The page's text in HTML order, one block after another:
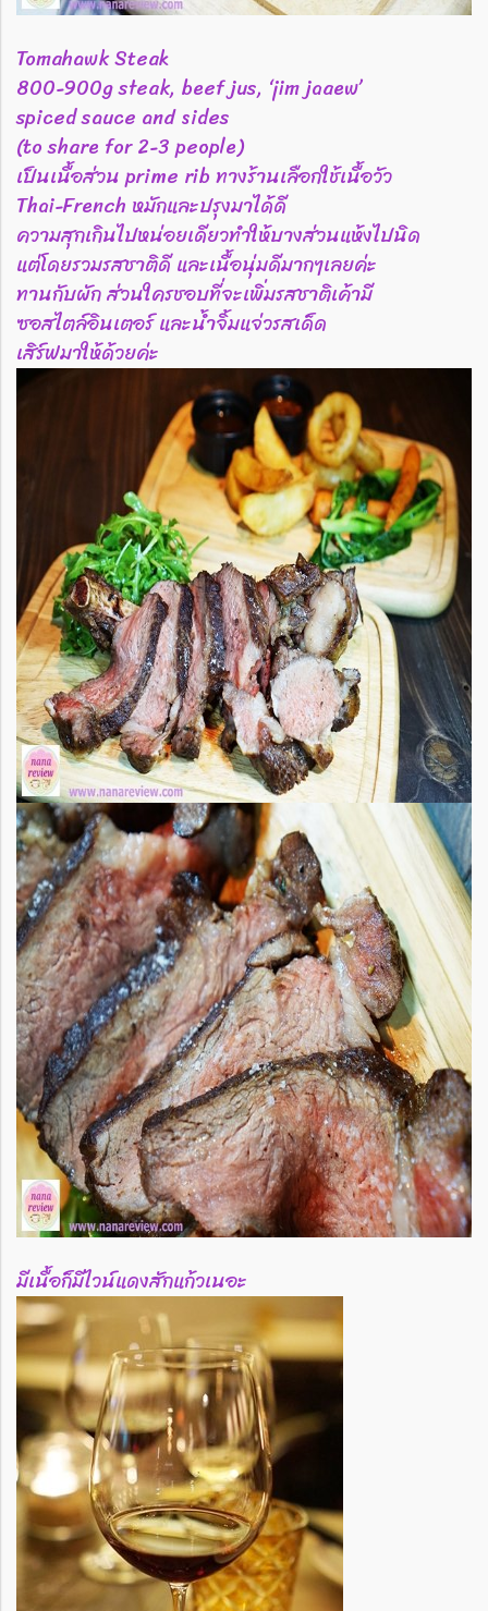
Tomahawk Steak
800-900g steak, beef jus, ‘jim jaaew’
spiced sauce and sides
(to share for 2-3 people)
เป็นเนื้อส่วน prime rib ทางร้านเลือกใช้เนื้อวัว
Thai-French หมักและปรุงมาได้ดี
ความสุกเกินไปหน่อยเดียวทำให้บางส่วนแห้งไปนิด
แต่โดยรวมรสชาติดี และเนื้อนุ่มดีมากๆเลยค่ะ
ทานกับผัก ส่วนใครชอบที่จะเพิ่มรสชาติเค้ามี
ซอสไตล์อินเตอร์ และน้ำจิ้มแจ่วรสเด็ด
เสิร์ฟมาให้ด้วยค่ะ
มีเนื้อก็มีไวน์แดงสักแก้วเนอะ